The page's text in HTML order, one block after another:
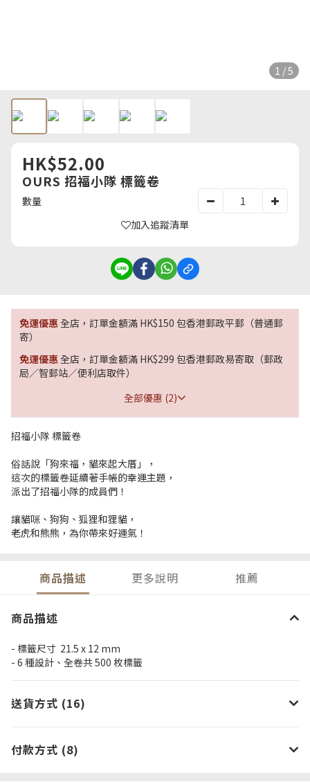
1 / 5
HK$52.00
OURS 招福小隊 標籤卷
數量
加入追蹤清單
免運優惠全店，訂單金額滿 HK$150 包香港郵政平郵（普通郵
寄）
免運優惠全店，訂單金額滿 HK$299 包香港郵政易寄取（郵政
局／智郵站／便利店取件）
全部優惠 (2)
招福小隊 標籤卷
俗話說「狗來福，貓來起大厝」，
這次的標籤卷延續著手帳的幸運主題，
派出了招福小隊的成員們！
讓貓咪、狗狗、狐狸和狸貓，
老虎和熊熊，為你帶來好運氣！
商品描述 更多說明 推薦
商品描述
- 標籤尺寸 21.5 x 12 mm
- 6 種設計、全卷共 500 枚標籤
送貨方式 (16)
付款方式 (8)